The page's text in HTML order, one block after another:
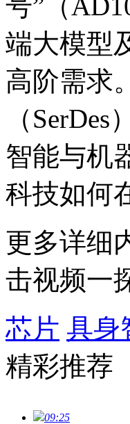
端大模型
高阶需求
（
智能与机
科技如何
更多详细
击视频一
芯片 具身
精彩推荐
09:25